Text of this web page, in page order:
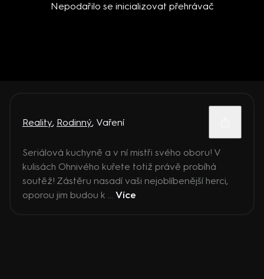
Nepodařilo se inicializovat přehrávač
Reality, Rodinný, Vaření
Seriálová kuchyně a v ní mistři svého oboru! V
kulisách Ohnivého kuřete totiž právě probíhá
soutěž! Zástěru nasadí vaši nejoblíbenější herci,
oporou jim budou k ... Více